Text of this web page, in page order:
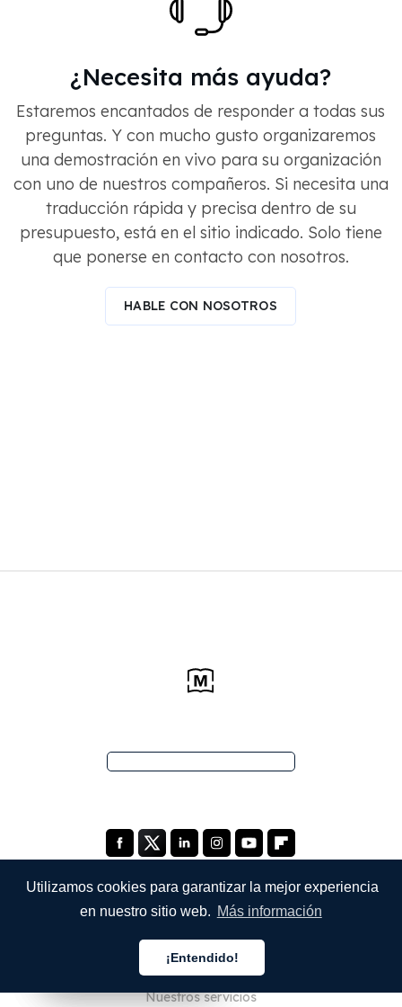
Utilizamos cookies para garantizar la mejor experiencia
en nuestro sitio web. Más información
¡Entendido!
¿Necesita más ayuda?
Estaremos encantados de responder a todas sus
preguntas. Y con mucho gusto organizaremos
una demostración en vivo para su organización
con uno de nuestros compañeros. Si necesita una
traducción rápida y precisa dentro de su
presupuesto, está en el sitio indicado. Solo tiene
que ponerse en contacto con nosotros.
HABLE CON NOSOTROS
Quiénes somos
Nuestros servicios
Español
Español
Español